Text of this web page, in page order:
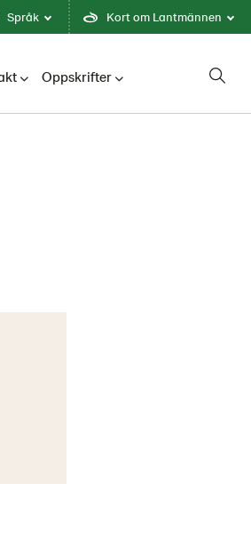
Språk Kort om Lantmännen
Oppskrifter